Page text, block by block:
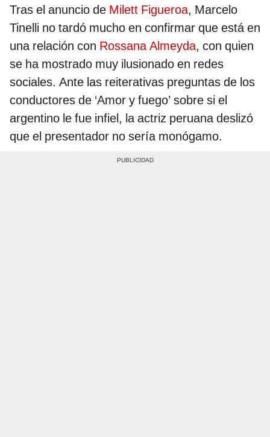
Tras el anuncio de Milett Figueroa, Marcelo
Tinelli no tardó mucho en confirmar que está en
una relación con Rossana Almeyda, con quien
se ha mostrado muy ilusionado en redes
sociales. Ante las reiterativas preguntas de los
conductores de ‘Amor y fuego’ sobre si el
argentino le fue infiel, la actriz peruana deslizó
que el presentador no sería monógamo.